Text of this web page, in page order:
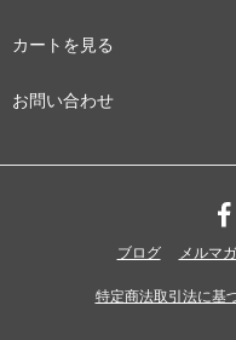
カートを見る
お問い合わせ
ブログ メルマ
特定商法取引法に基